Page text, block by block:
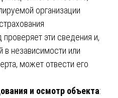
организации
проверяет эти сведения и,
в независимости или
может отвести его
и осмотр объекта: